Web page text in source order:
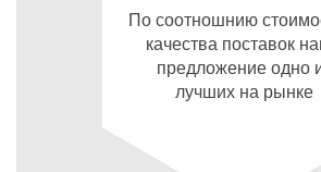
По соотношнию
качества поставок
предложение одно
лучших на рынке